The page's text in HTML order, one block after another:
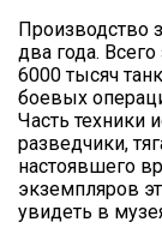
Производство
два года.
6000 тысяч
боевых
Часть техники
разведчики,
настоявшего
экземпляров
увидеть в